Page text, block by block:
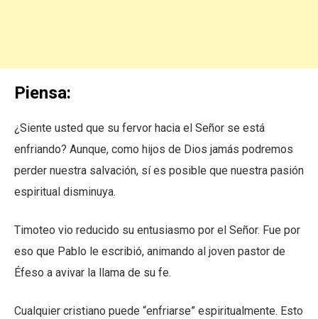
Piensa:
¿Siente usted que su fervor hacia el Señor se está
enfriando? Aunque, como hijos de Dios jamás podremos
perder nuestra salvación, sí es posible que nuestra pasión
espiritual disminuya.
Timoteo vio reducido su entusiasmo por el Señor. Fue por
eso que Pablo le escribió, animando al joven pastor de
Éfeso a avivar la llama de su fe.
Cualquier cristiano puede “enfriarse” espiritualmente. Esto